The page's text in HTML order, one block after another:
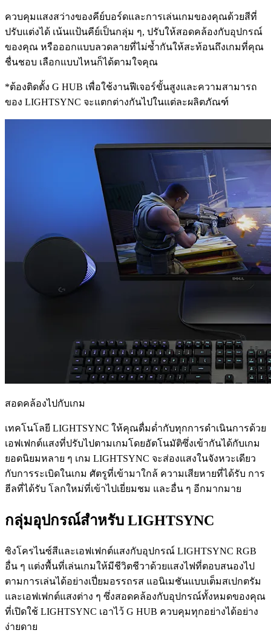
ควบคุมแสงสว่างของคีย์บอร์ดและการเล่นเกมของคุณด้วยสีที่
ปรับแต่งได้ เน้นแป้นคีย์เป็นกลุ่ม ๆ, ปรับให้สอดคล้องกับอุปกรณ์
ของคุณ หรือออกแบบลวดลายที่ไม่ซ้ำกันให้สะท้อนถึงเกมที่คุณ
ชื่นชอบ เลือกแบบไหนก็ได้ตามใจคุณ
*ต้องติดตั้ง G HUB เพื่อใช้งานฟีเจอร์ขั้นสูงและความสามารถ
ของ LIGHTSYNC จะแตกต่างกันไปในแต่ละผลิตภัณฑ์
สอดคล้องไปกับเกม
เทคโนโลยี LIGHTSYNC ให้คุณดื่มด่ำกับทุกการดำเนินการด้วย
เอฟเฟกต์แสงที่ปรับไปตามเกมโดยอัตโนมัติซึ่งเข้ากันได้กับเกม
ยอดนิยมหลาย ๆ เกม LIGHTSYNC จะส่องแสงในจังหวะเดียว
กับการระเบิดในเกม ศัตรูที่เข้ามาใกล้ ความเสียหายที่ได้รับ การ
ฮีลที่ได้รับ โลกใหม่ที่เข้าไปเยี่ยมชม และอื่น ๆ อีกมากมาย
กลุ่มอุปกรณ์สำหรับ LIGHTSYNC
ซิงโครไนซ์สีและเอฟเฟกต์แสงกับอุปกรณ์ LIGHTSYNC RGB
อื่น ๆ แต่งพื้นที่เล่นเกมให้มีชีวิตชีวาด้วยแสงไฟที่ตอบสนองไป
ตามการเล่นได้อย่างเปี่ยมอรรถรส แอนิเมชันแบบเต็มสเปกตรัม
และเอฟเฟกต์แสงต่าง ๆ ซึ่งสอดคล้องกับอุปกรณ์ทั้งหมดของคุณ
ที่เปิดใช้ LIGHTSYNC เอาไว้ G HUB ควบคุมทุกอย่างได้อย่าง
ง่ายดาย